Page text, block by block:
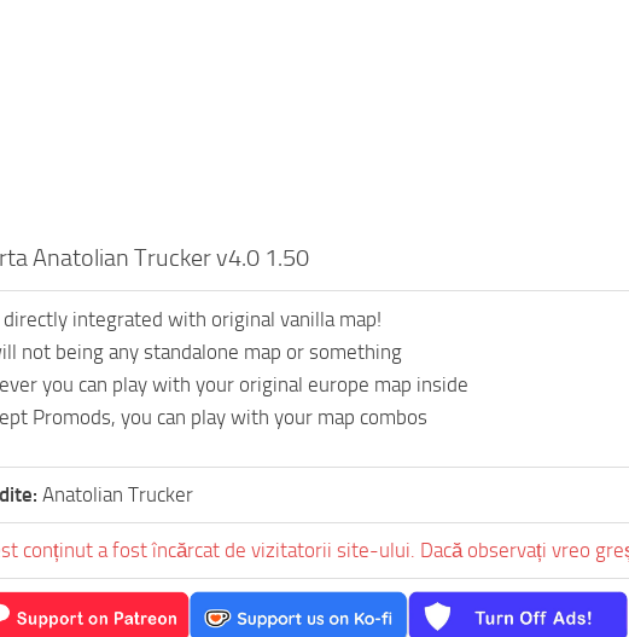
Anatolian Trucker v4.0 1.50
integrated with original vanilla map!
not being any standalone map or something
you can play with your original europe map inside
Promods, you can play with your map combos
Anatolian Trucker
conținut a fost încărcat de vizitatorii site-ului. Dacă observați vreo